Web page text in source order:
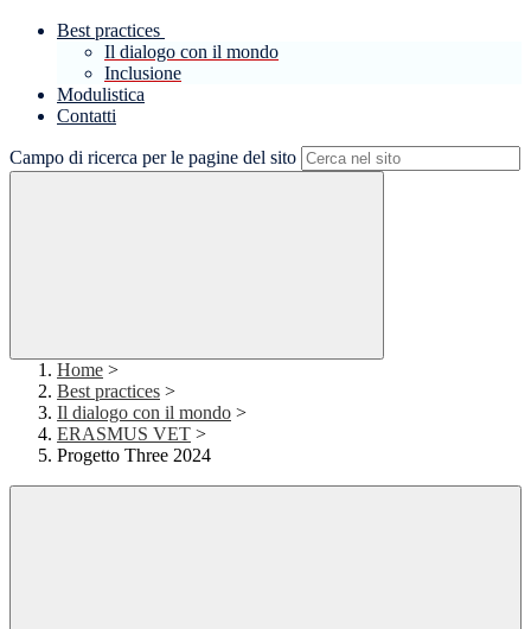
Best practices
Il dialogo con il mondo
Inclusione
Modulistica
Contatti
Campo di ricerca per le pagine del sito
Home >
Best practices >
Il dialogo con il mondo >
ERASMUS VET >
Progetto Three 2024